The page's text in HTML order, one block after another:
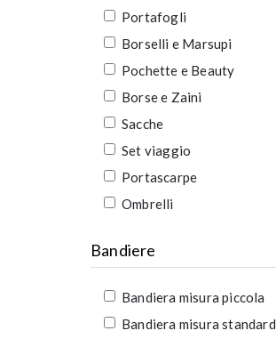
Portafogli
Borselli e Marsupi
Pochette e Beauty
Borse e Zaini
Sacche
Set viaggio
Portascarpe
Ombrelli
Bandiere
Bandiera misura piccola
Bandiera misura standard